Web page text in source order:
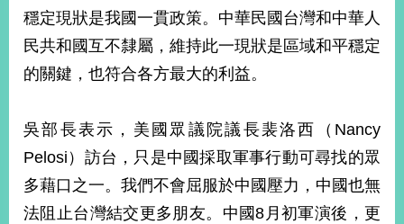
新
中
心
交
資
國
穩定現狀是我國一貫政策。中華民國台灣和中華人
民共和國互不隸屬，維持此一現狀是區域和平穩定
的關鍵，也符合各方最大的利益。
吳部長表示，美國眾議院議長裴洛西（Nancy
Pelosi）訪台，只是中國採取軍事行動可尋找的眾
多藉口之一。我們不會屈服於中國壓力，中國也無
法阻止台灣結交更多朋友。中國8月初軍演後，更